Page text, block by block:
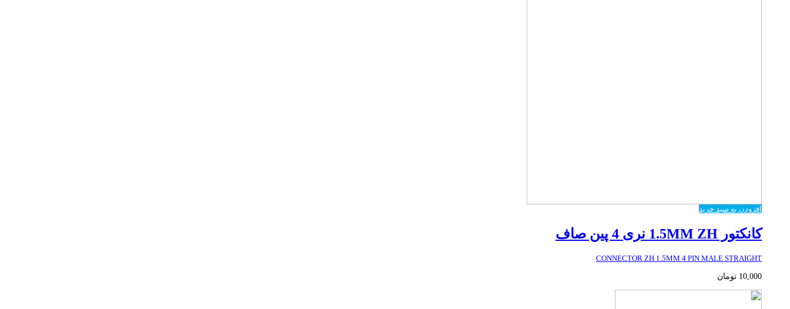
افزودن به سبد خرید
کانکتور 1.5MM ZH نری 4 پین صاف
CONNECTOR ZH 1.5MM 4 PIN MALE STRAIGHT
10,000 تومان